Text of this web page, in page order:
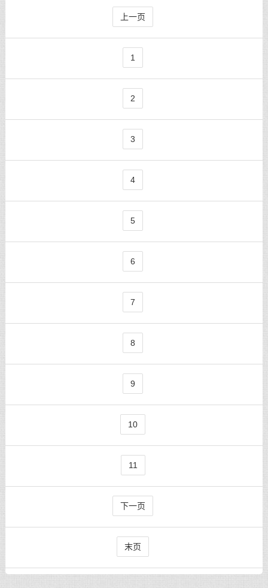
上一页
1
2
3
4
5
6
7
8
9
10
11
下一页
末页